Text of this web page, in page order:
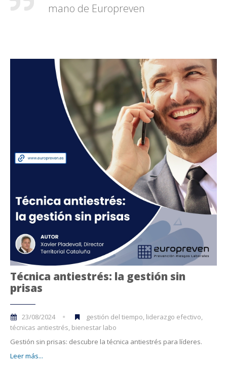
mano de Europreven
Técnica antiestrés: la gestión sin
prisas
23/08/2024
gestión del tiempo, liderazgo efectivo,
técnicas antiestrés, bienestar labo
Gestión sin prisas: descubre la técnica antiestrés para líderes.
Leer más...